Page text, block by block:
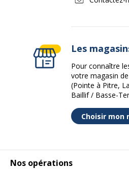
Nos opérations
Les
Pour connaître
votre magasin
(Pointe à Pitre,
Baillif / Basse-
Choisir mon